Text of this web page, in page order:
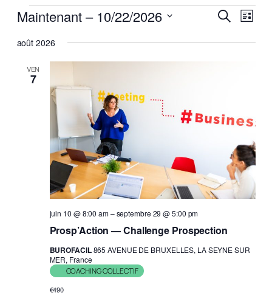
Évènements
et
Recherche
de
Liste
Maintenant – 10/22/2026
une
date.
août 2026
VEN
7
Prosp’Action — Challenge Prospection
juin 10 @ 8:00 am–septembre 29 @ 5:00 pm
BUROFACIL865 AVENUE DE BRUXELLES, LA SEYNE SUR
MER, France
COACHING COLLECTIF
€490